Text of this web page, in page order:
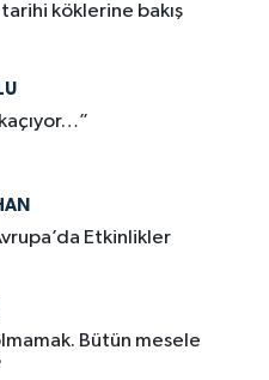
köklerine bakış
Etkinlikler
Bütün mesele